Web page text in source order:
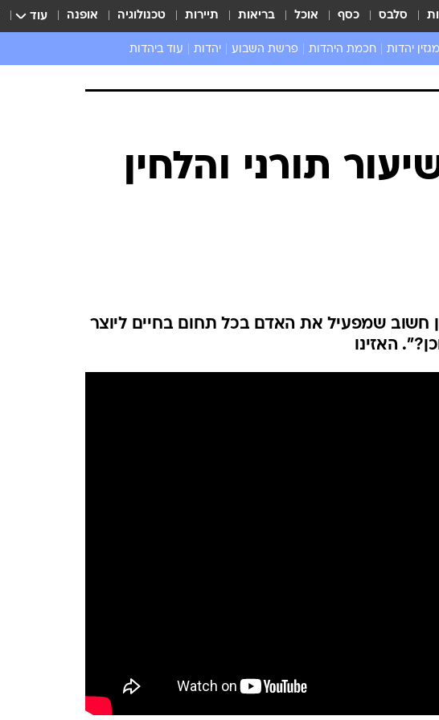
סלבס כסף אוכל בריאות תיירות טכנולוגיה אופנה עוד
מגזין יהדות חכמת היהדות פרשת השבוע יהדות עוד ביהדות
תורני והלחין
חשוב שמפעיל את האדם בכל תחום בחיים ליוצר
האזינו